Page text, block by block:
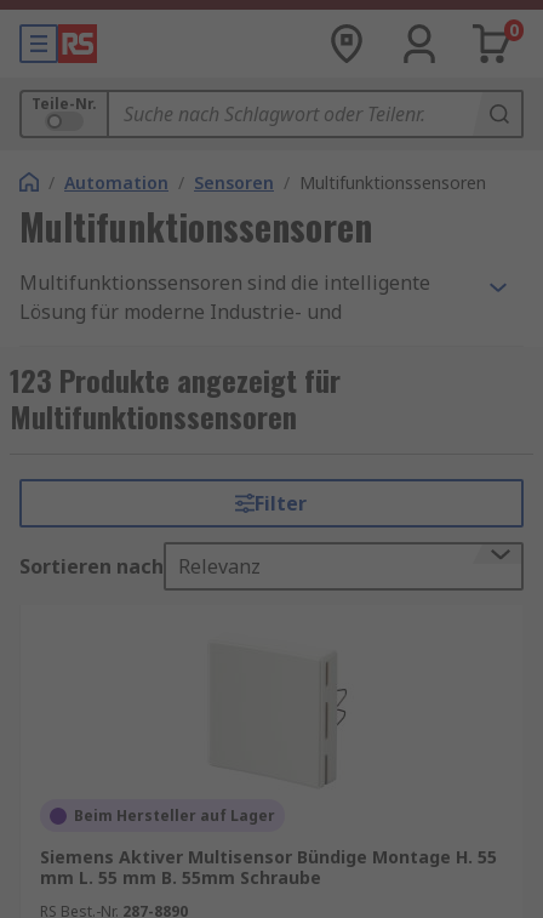
0
Teile-Nr.
/ Automation / Sensoren / Multifunktionssensoren
Multifunktionssensoren
Multifunktionssensoren sind die intelligente
Lösung für moderne Industrie- und
Messfunktionen in einem kompakten Gerät und
bieten dadurch maximale Effizienz bei
minimalem Platzbedarf. Ob Temperatur,
Multifunktionssensor überwachen Sie
verschiedene Parameter gleichzeitig und sparen
Kosten sowie Installationsaufwand.
In der heutigen Industrie zählt Präzision und
zu installieren, setzen Unternehmen auf
Multifunktionssensoren, die mehrere
Messgrößen in Echtzeit erfassen. Das reduziert
nicht nur die Verkabelung, sondern auch den
ideal für Anwendungen in der
Gebäudeautomation, Fertigung, Logistik und
Smart-Home-Systemen.
123 Produkte angezeigt für
Multifunktionssensoren
Filter
Sortieren nach Relevanz
Beim Hersteller auf Lager
Siemens Aktiver Multisensor Bündige Montage H. 55
mm L. 55 mm B. 55mm Schraube
RS Best.-Nr. 287-8890